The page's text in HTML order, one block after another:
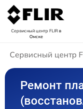
Сервисный центр FLIRв
Омске
Сервисный центр
Ремонт